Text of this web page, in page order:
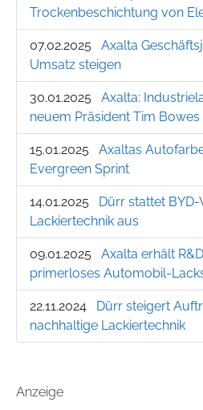
Trockenbeschichtung von
07.02.2025
Axalta
Umsatz steigen
30.01.2025
Axalta:
neuem Präsident Tim Bowes
15.01.2025
Axaltas
Evergreen Sprint
14.01.2025
Dürr stattet
Lackiertechnik aus
09.01.2025
Axalta erhält
primerloses Automobil-
22.11.2024
Dürr steigert
nachhaltige Lackiertechnik
Anzeige